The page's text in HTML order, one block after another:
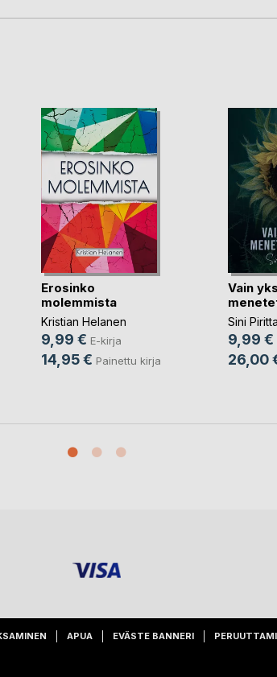
Erosinko
molemmista
Kristian Helanen
9,99 € E-kirja
14,95 € Painettu kirja
Vain
Sini Piritta
9,99 €
26,00
APUA EVÄSTE BANNERI